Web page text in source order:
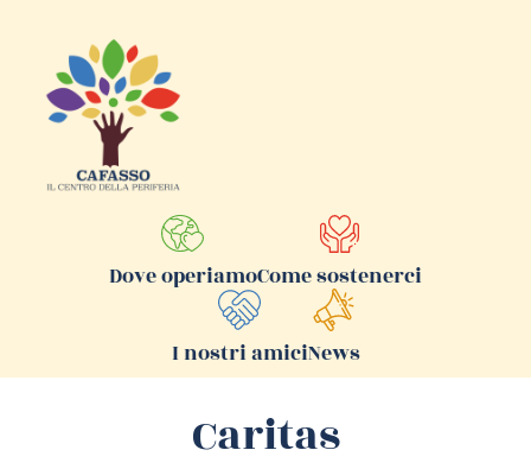
Dove operiamoCome sostenerci
I nostri amiciNews
Caritas